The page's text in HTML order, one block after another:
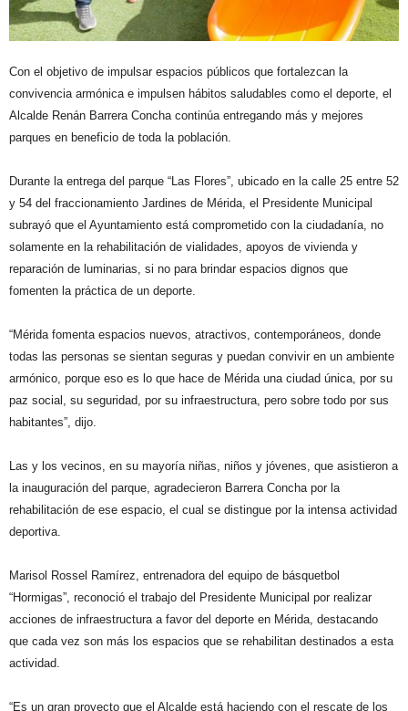
Con el objetivo de impulsar espacios públicos que fortalezcan la
convivencia armónica e impulsen hábitos saludables como el deporte, el
Alcalde Renán Barrera Concha continúa entregando más y mejores
parques en beneficio de toda la población.
Durante la entrega del parque “Las Flores”, ubicado en la calle 25 entre 52
y 54 del fraccionamiento Jardines de Mérida, el Presidente Municipal
subrayó que el Ayuntamiento está comprometido con la ciudadanía, no
solamente en la rehabilitación de vialidades, apoyos de vivienda y
reparación de luminarias, si no para brindar espacios dignos que
fomenten la práctica de un deporte.
“Mérida fomenta espacios nuevos, atractivos, contemporáneos, donde
todas las personas se sientan seguras y puedan convivir en un ambiente
armónico, porque eso es lo que hace de Mérida una ciudad única, por su
paz social, su seguridad, por su infraestructura, pero sobre todo por sus
habitantes”, dijo.
Las y los vecinos, en su mayoría niñas, niños y jóvenes, que asistieron a
la inauguración del parque, agradecieron Barrera Concha por la
rehabilitación de ese espacio, el cual se distingue por la intensa actividad
deportiva.
Marisol Rossel Ramírez, entrenadora del equipo de básquetbol
“Hormigas”, reconoció el trabajo del Presidente Municipal por realizar
acciones de infraestructura a favor del deporte en Mérida, destacando
que cada vez son más los espacios que se rehabilitan destinados a esta
actividad.
“Es un gran proyecto que el Alcalde está haciendo con el rescate de los